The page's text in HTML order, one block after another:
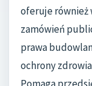
oferuje również
zamówień
prawa
ochrony